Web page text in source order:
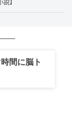
して当然のこ
深く、続編を
となった。
】
間に脳ト